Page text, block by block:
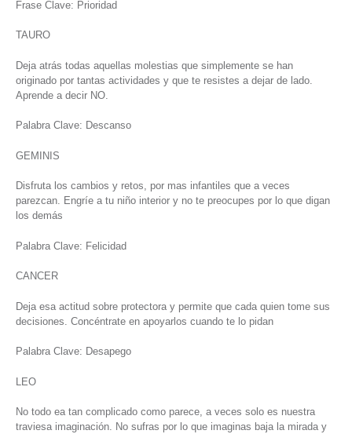
Frase Clave: Prioridad
TAURO
Deja atrás todas aquellas molestias que simplemente se han
originado por tantas actividades y que te resistes a dejar de lado.
Aprende a decir NO.
Palabra Clave: Descanso
GEMINIS
Disfruta los cambios y retos, por mas infantiles que a veces
parezcan. Engríe a tu niño interior y no te preocupes por lo que digan
los demás
Palabra Clave: Felicidad
CANCER
Deja esa actitud sobre protectora y permite que cada quien tome sus
decisiones. Concéntrate en apoyarlos cuando te lo pidan
Palabra Clave: Desapego
LEO
No todo ea tan complicado como parece, a veces solo es nuestra
traviesa imaginación. No sufras por lo que imaginas baja la mirada y